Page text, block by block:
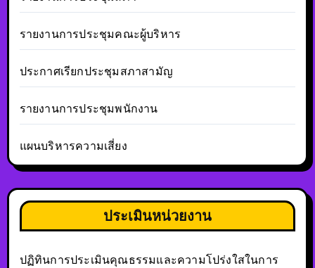
รายงานการประชุมคณะผู้บริหาร
ประกาศเรียกประชุมสภาสามัญ
รายงานการประชุมพนักงาน
แผนบริหารความเสี่ยง
ประเมินหน่วยงาน
ปฏิทินการประเมินคุณธรรมและความโปร่งใสในการ